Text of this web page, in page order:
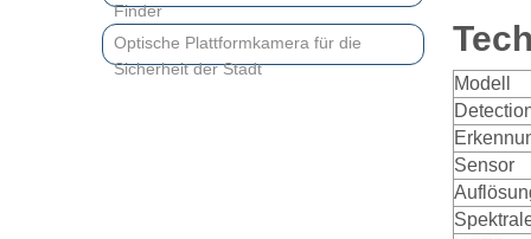
Finder
Optische Plattformkamera für die
Sicherheit der Stadt
Modell
Sensor